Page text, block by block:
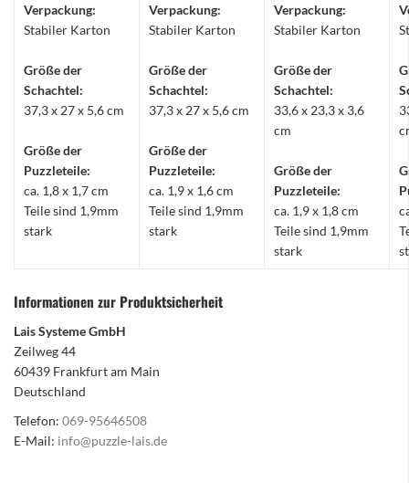
Verpackung:
Stabiler Karton
Größe der
Schachtel:
37,3 x 27 x 5,6 cm
Größe der
Puzzleteile:
ca. 1,8 x 1,7 cm
Teile sind 1,9mm
stark
Verpackung:
Stabiler Karton
Größe der
Schachtel:
37,3 x 27 x 5,6 cm
Größe der
Puzzleteile:
ca. 1,9 x 1,6 cm
Teile sind 1,9mm
stark
Verpackung:
Stabiler Karton
Größe der
Schachtel:
33,6 x 23,3 x 3,6
cm
Größe der
Puzzleteile:
ca. 1,9 x 1,8 cm
Teile sind 1,9mm
stark
Informationen zur Produktsicherheit
Lais Systeme GmbH
Zeilweg 44
60439 Frankfurt am Main
Deutschland
Telefon: 069-95646508
E-Mail: info@puzzle-lais.de